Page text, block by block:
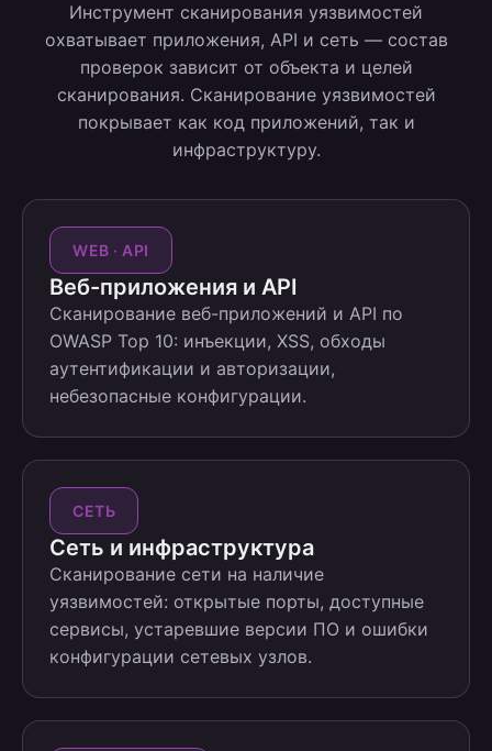
Инструмент сканирования уязвимостей
охватывает приложения, API и сеть — состав
проверок зависит от объекта и целей
сканирования. Сканирование уязвимостей
покрывает как код приложений, так и
инфраструктуру.
WEB · API
Веб-приложения и API
Сканирование веб-приложений и API по
OWASP Top 10: инъекции, XSS, обходы
аутентификации и авторизации,
небезопасные конфигурации.
СЕТЬ
Сеть и инфраструктура
Сканирование сети на наличие
уязвимостей: открытые порты, доступные
сервисы, устаревшие версии ПО и ошибки
конфигурации сетевых узлов.